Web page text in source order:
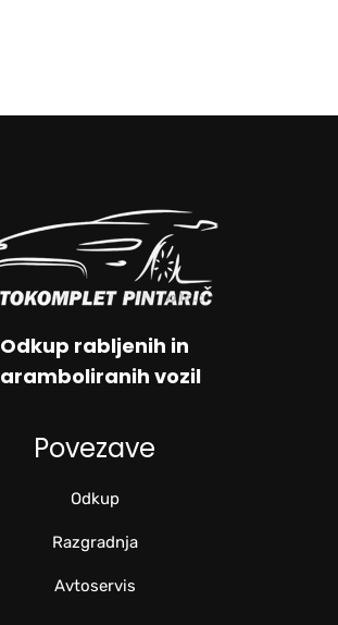
Odkup rabljenih in
vozil
Povezave
Odkup
Razgradnja
Avtoservis